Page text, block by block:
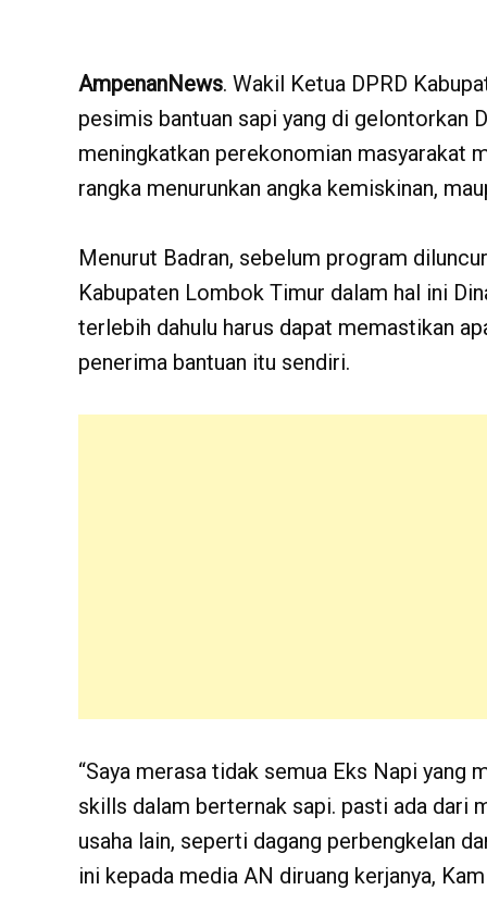
AmpenanNews. Wakil Ketua DPRD
pesimis bantuan sapi yang di gelontorkan
meningkatkan perekonomian masyarakat
rangka menurunkan angka kemiskinan,
Menurut Badran, sebelum program
Kabupaten Lombok Timur dalam hal ini
terlebih dahulu harus dapat memastikan
penerima bantuan itu sendiri.
“Saya merasa tidak semua Eks Napi
skills dalam berternak sapi. pasti ada dari
usaha lain, seperti dagang perbengkelan
ini kepada media AN diruang kerjanya,